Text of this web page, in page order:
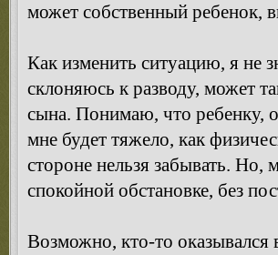
может собственный ребенок,
Как изменить ситуацию, я не
склоняюсь к разводу, может
сына. Понимаю, что ребенку,
мне будет тяжело, как
стороне нельзя забывать. Но,
спокойной обстановке, без
Возможно, кто-то оказывался